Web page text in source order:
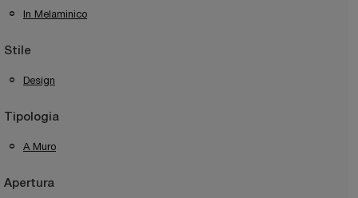
In Melaminico
Stile
Design
Tipologia
A Muro
Apertura